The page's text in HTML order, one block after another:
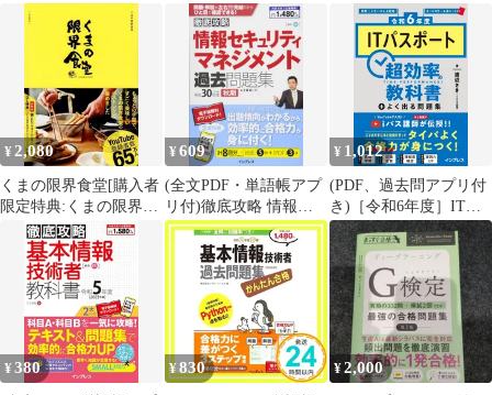
ト）最強の合格テキス
ト 徹底解説＋良質問題
＋模試（ＰＤＦ） 第２
版/ＳＢクリエイティブ/
ヤン・ジャクリン（単
行本（ソフトカバ
ー））
スポート超効率の教科
書+よく出る問題集
国語 解答解説付き
¥ 2,080
くまの限界食堂[購入者
限定特典:くまの限界食
堂まかないレシピ(ダウ
ンロード式PDF)付き]
(扶桑社ムック) d7000
¥609
(全文PDF・単語帳アプ
リ付)徹底攻略 情報セ
キュリティマネジメン
ト過去問題集 平成30年
度秋期 五十嵐 聡
¥ 1,012
(PDF、過去問アプリ付
き)［令和6年度］ITパ
スポート 超効率の教科
書＋よく出る問題集
¥380 ¥830 ¥2,000